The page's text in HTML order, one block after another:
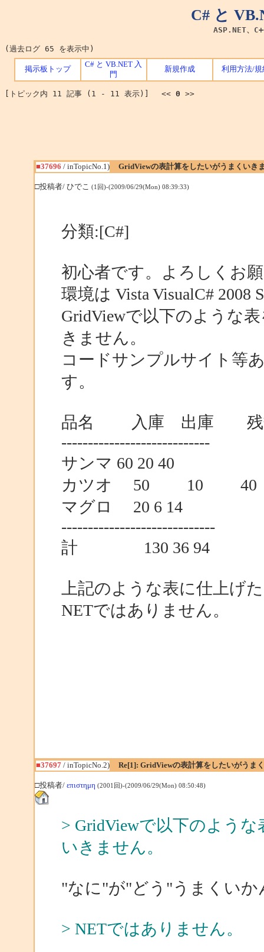
C# と
ASP.NET、
(過去ログ 65 を表示中)
掲示板トップ
C# と VB.NET 入
門
新規作成 利用方法/規
[トピック内 11 記事 (1 - 11 表示)] << 0 >>
■37696 / inTopicNo.1) GridViewの表計算をしたいがうまくいき
□投稿者/ ひでこ (1回)-(2009/06/29(Mon) 08:39:33)
分類:[C#]
初心者です。よろしくお
環境は Vista VisualC# 2008
GridViewで以下のような
きません。
コードサンプルサイト等
す。
品名 入庫 出庫 残
----------------------------
サンマ 60 20 40
カツオ 50 10
マグロ 20 6 14
-----------------------------
計 130 36 94
上記のような表に仕上げ
NETではありません。
■37697/ inTopicNo.2) Re[1]: GridViewの表計算をしたいがうま
□投稿者/ επιστημη (2001回)-(2009/06/29(Mon) 08:50:48)
> GridViewで以下のよう
いきません。
"なに"が"どう"うまくいか
> NETではありません。